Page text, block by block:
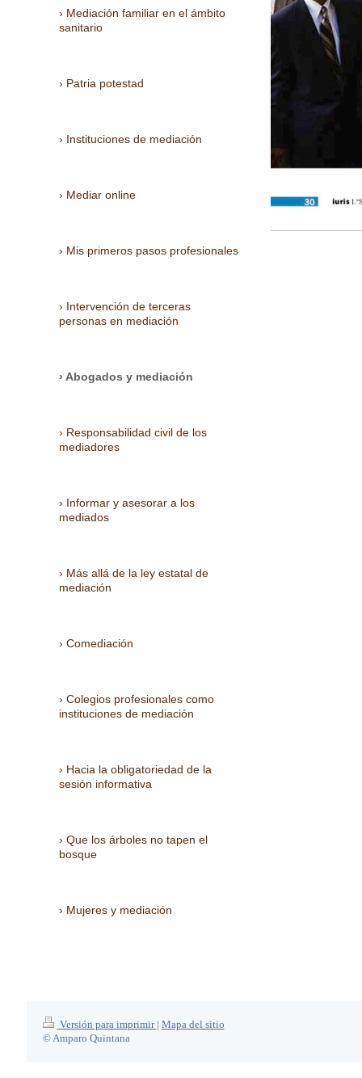
Mediación familiar en el ámbito
sanitario
Patria potestad
Instituciones de mediación
Mediar online
Mis primeros pasos profesionales
Intervención de terceras
personas en mediación
Abogados y mediación
Responsabilidad civil de los
mediadores
Informar y asesorar a los
mediados
Más allá de la ley estatal de
mediación
Comediación
Colegios profesionales como
instituciones de mediación
Hacia la obligatoriedad de la
sesión informativa
Que los árboles no tapen el
bosque
Mujeres y mediación
Versión para imprimir Mapa del sitio
© Amparo Quintana